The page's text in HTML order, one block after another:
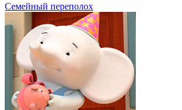
Семейный переполох